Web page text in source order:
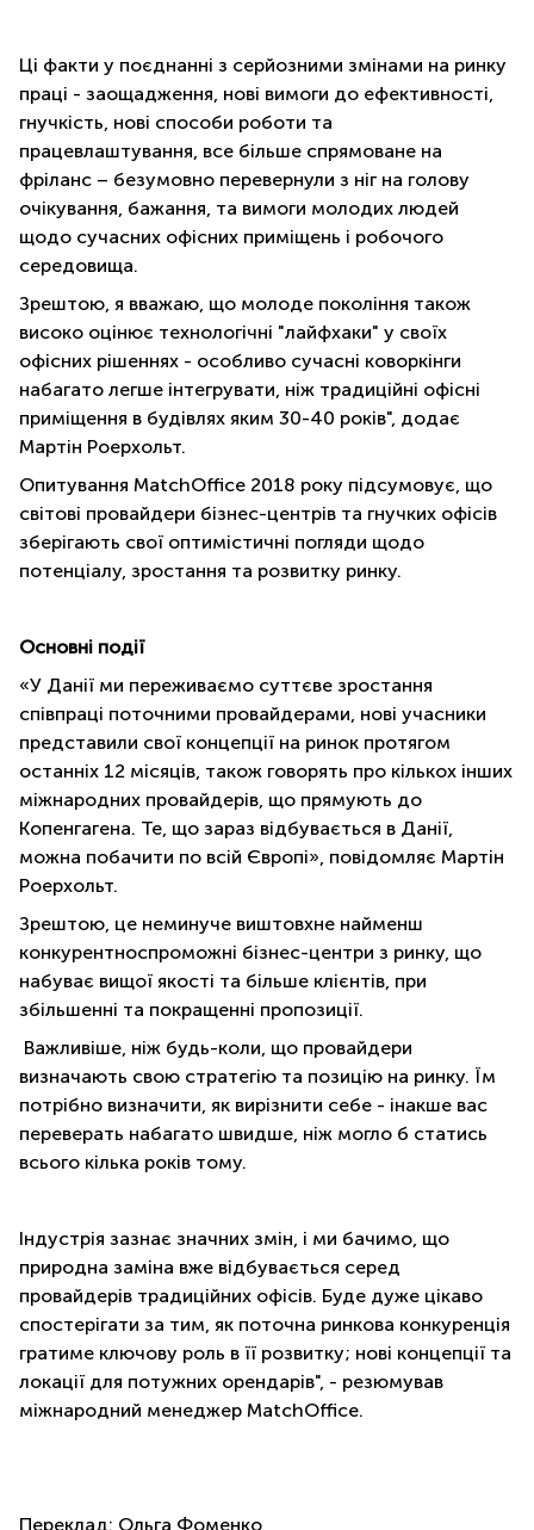
Ці факти у поєднанні з серйозними змінами на ринку
праці - заощадження, нові вимоги до ефективності,
гнучкість, нові способи роботи та
працевлаштування, все більше спрямоване на
фріланс – безумовно перевернули з ніг на голову
очікування, бажання, та вимоги молодих людей
щодо сучасних офісних приміщень і робочого
середовища.
Зрештою, я вважаю, що молоде покоління також
високо оцінює технологічні "лайфхаки" у своїх
офісних рішеннях - особливо сучасні коворкінги
набагато легше інтегрувати, ніж традиційні офісні
приміщення в будівлях яким 30-40 років", додає
Мартін Роерхольт.
Опитування MatchOffice 2018 року підсумовує, що
світові провайдери бізнес-центрів та гнучких офісів
зберігають свої оптимістичні погляди щодо
потенціалу, зростання та розвитку ринку.
Основні події
«У Данії ми переживаємо суттєве зростання
співпраці поточними провайдерами, нові учасники
представили свої концепції на ринок протягом
останніх 12 місяців, також говорять про кількох інших
міжнародних провайдерів, що прямують до
Копенгагена. Те, що зараз відбувається в Данії,
можна побачити по всій Європі», повідомляє Мартін
Роерхольт.
Зрештою, це неминуче виштовхне найменш
конкурентноспроможні бізнес-центри з ринку, що
набуває вищої якості та більше клієнтів, при
збільшенні та покращенні пропозиції.
Важливіше, ніж будь-коли, що провайдери
визначають свою стратегію та позицію на ринку. Їм
потрібно визначити, як вирізнити себе - інакше вас
переверать набагато швидше, ніж могло б статись
всього кілька років тому.
Індустрія зазнає значних змін, і ми бачимо, що
природна заміна вже відбувається серед
провайдерів традиційних офісів. Буде дуже цікаво
спостерігати за тим, як поточна ринкова конкуренція
гратиме ключову роль в її розвитку; нові концепції та
локації для потужних орендарів", - резюмував
міжнародний менеджер MatchOffice.
Переклад: Ольга Фоменко